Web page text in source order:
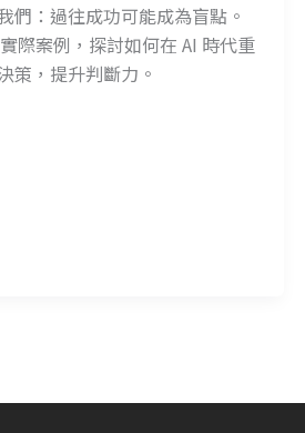
們：過往成功可能成為盲點。
際案例，探討如何在 AI 時代重
策，提升判斷力。